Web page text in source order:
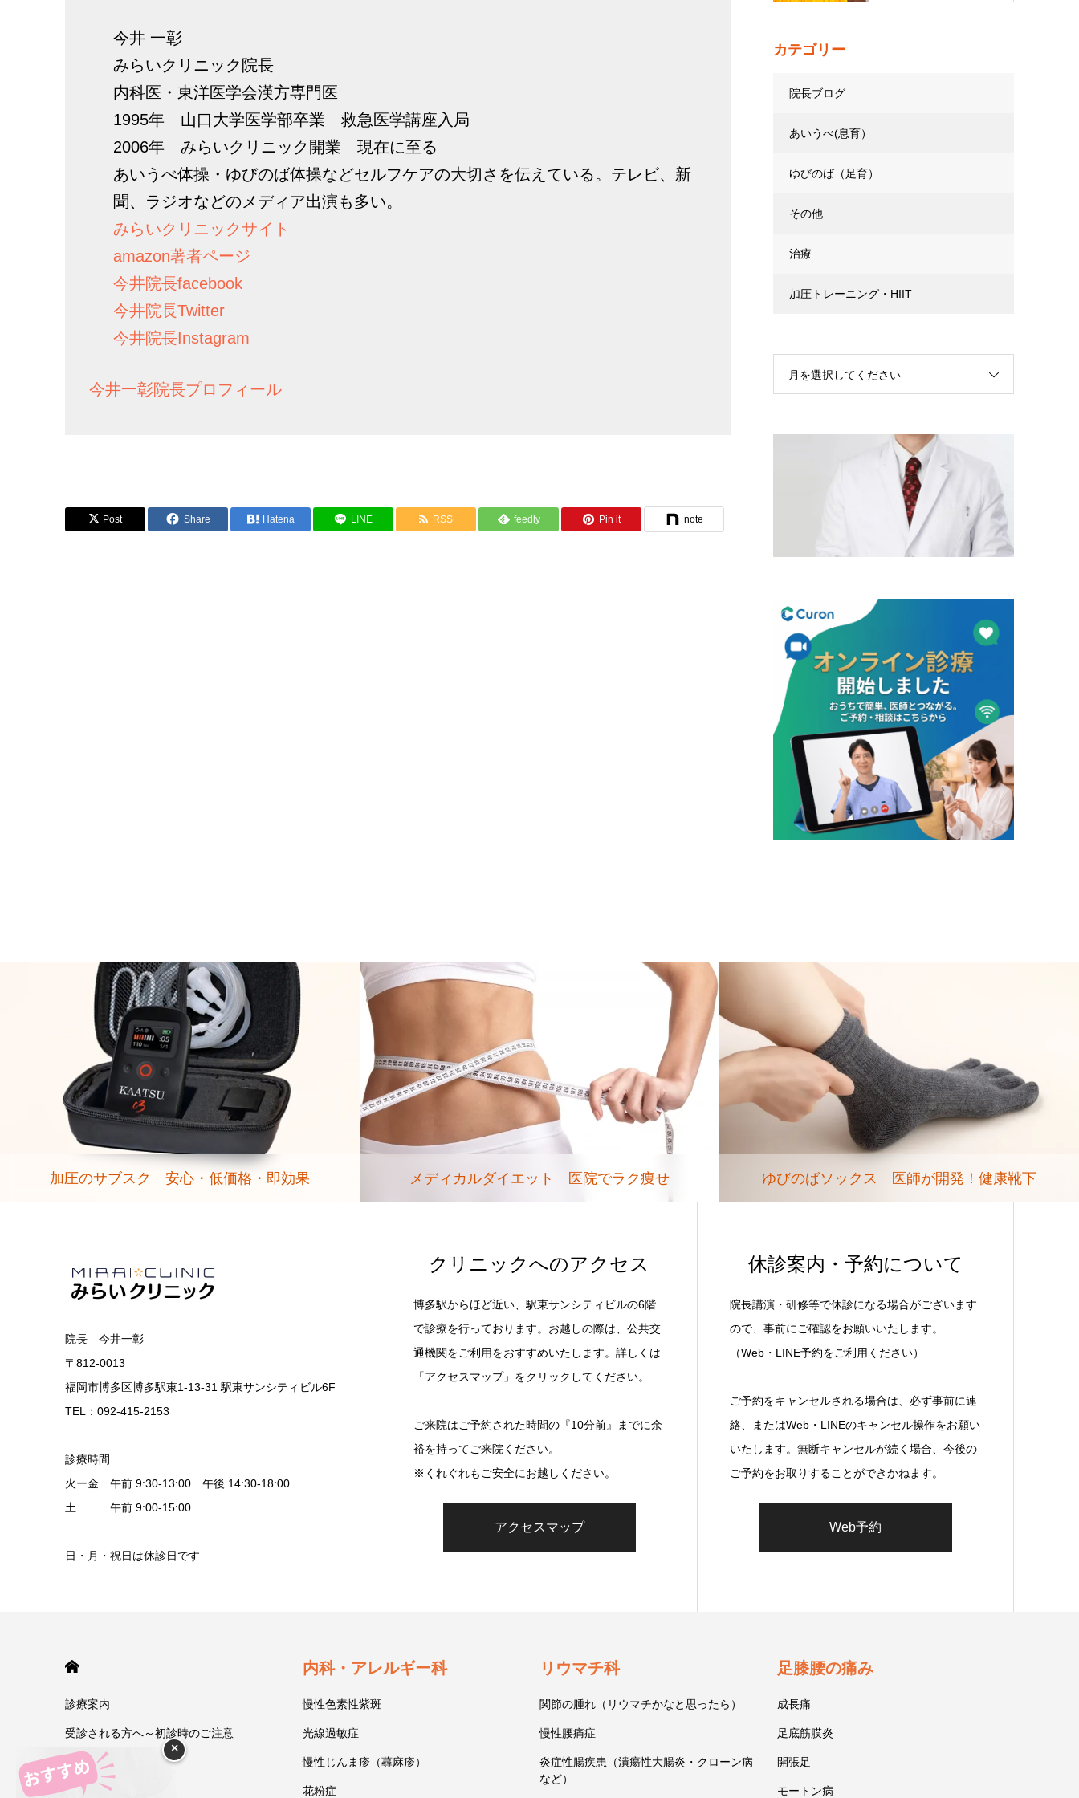
今井 一彰
みらいクリニック院長
内科医・東洋医学会漢方専門医
1995年 山口大学医学部卒業 救急医学講座入局
2006年 みらいクリニック開業 現在に至る
あいうべ体操・ゆびのば体操などセルフケアの大切さを伝えている。テレビ、新
聞、ラジオなどのメディア出演も多い。
みらいクリニックサイト
amazon著者ページ
今井院長facebook
今井院長Twitter
今井院長Instagram
今井一彰院長プロフィール
Post Share Hatena LINE RSS feedly Pin it note
カテゴリー
院長ブログ
あいうべ(息育）
ゆびのば（足育）
その他
治療
加圧トレーニング・HIIT
月を選択してください
加圧のサブスク 安心・低価格・即効果 メディカルダイエット 医院でラク痩せ ゆびのばソックス 医師が開発！健康靴下
院長 今井一彰
〒812-0013
福岡市博多区博多駅東1-13-31 駅東サンシティビル6F
TEL：092-415-2153
診療時間
火ー金 午前 9:30-13:00 午後 14:30-18:00
土 午前 9:00-15:00
日・月・祝日は休診日です
クリニックへのアクセス
博多駅からほど近い、駅東サンシティビルの6階
で診療を行っております。お越しの際は、公共交
通機関をご利用をおすすめいたします。詳しくは
「アクセスマップ」をクリックしてください。
ご来院はご予約された時間の『10分前』までに余
裕を持ってご来院ください。
※くれぐれもご安全にお越しください。
アクセスマップ
休診案内・予約について
院長講演・研修等で休診になる場合がございます
ので、事前にご確認をお願いいたします。
（Web・LINE予約をご利用ください）
ご予約をキャンセルされる場合は、必ず事前に連
絡、またはWeb・LINEのキャンセル操作をお願い
いたします。無断キャンセルが続く場合、今後の
ご予約をお取りすることができかねます。
Web予約
診療案内
受診される方へ～初診時のご注意
今井一彰 院長紹介
あいうべ体操
内科・アレルギー科
慢性色素性紫斑
光線過敏症
慢性じんま疹（蕁麻疹）
花粉症
リウマチ科
関節の腫れ（リウマチかなと思ったら）
慢性腰痛症
炎症性腸疾患（潰瘍性大腸炎・クローン病
など）
足膝腰の痛み
成長痛
足底筋膜炎
開張足
モートン病
×